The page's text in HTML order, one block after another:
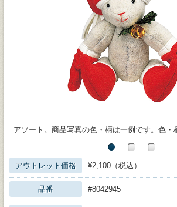
アソート。商品写真の色・柄は一例です。色・
アウトレット価格 ¥2,100（税込）
品番 #8042945